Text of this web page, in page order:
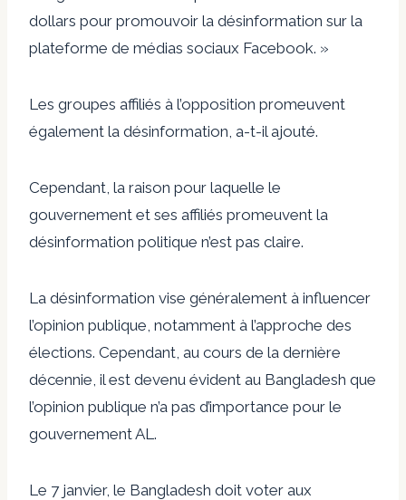
dollars pour promouvoir la désinformation sur la
plateforme de médias sociaux Facebook. »
Les groupes affiliés à l’opposition promeuvent
également la désinformation, a-t-il ajouté.
Cependant, la raison pour laquelle le
gouvernement et ses affiliés promeuvent la
désinformation politique n’est pas claire.
La désinformation vise généralement à influencer
l’opinion publique, notamment à l’approche des
élections. Cependant, au cours de la dernière
décennie, il est devenu évident au Bangladesh que
l’opinion publique n’a pas d’importance pour le
gouvernement AL.
Le 7 janvier, le Bangladesh doit voter aux